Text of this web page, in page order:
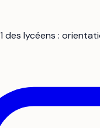
des lycéens :